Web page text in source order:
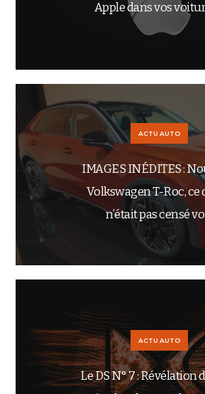
Apple dans vos
ACTU AUTO
IMAGES INÉDITES :
Volkswagen T-Roc, ce
n’était pas censé
ACTU AUTO
Le DS N° 7 : Révélation